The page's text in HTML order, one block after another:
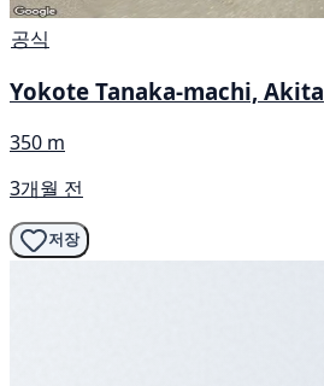
공식
Yokote Tanaka-machi, Akita
350 m
3개월 전
저장